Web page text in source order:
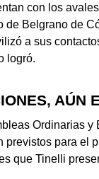
con los
de Belgrano de
a sus
logró.
AÚN
Ordinarias y
para el
que Tinelli